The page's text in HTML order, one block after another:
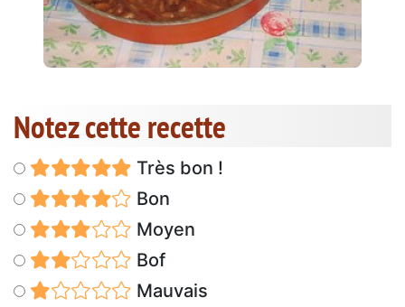
Notez cette recette
Très bon !
Bon
Moyen
Bof
Mauvais